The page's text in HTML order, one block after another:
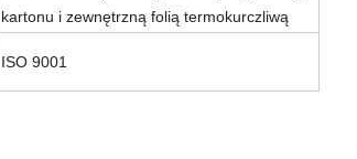
kartonu i zewnętrzną folią termokurczliwą
ISO 9001